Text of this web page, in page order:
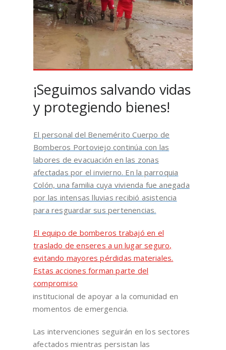
¡Seguimos salvando vidas
y protegiendo bienes!
El personal del Benemérito Cuerpo de
Bomberos Portoviejo continúa con las
labores de evacuación en las zonas
afectadas por el invierno. En la parroquia
Colón, una familia cuya vivienda fue anegada
por las intensas lluvias recibió asistencia
para resguardar sus pertenencias.
El equipo de bomberos trabajó en el
traslado de enseres a un lugar seguro,
evitando mayores pérdidas materiales.
Estas acciones forman parte del
compromiso
institucional de apoyar a la comunidad en
momentos de emergencia.
Las intervenciones seguirán en los sectores
afectados mientras persistan las